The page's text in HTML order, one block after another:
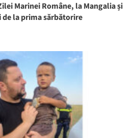
Marinei Române, la Mangalia și
de la prima sărbătorire